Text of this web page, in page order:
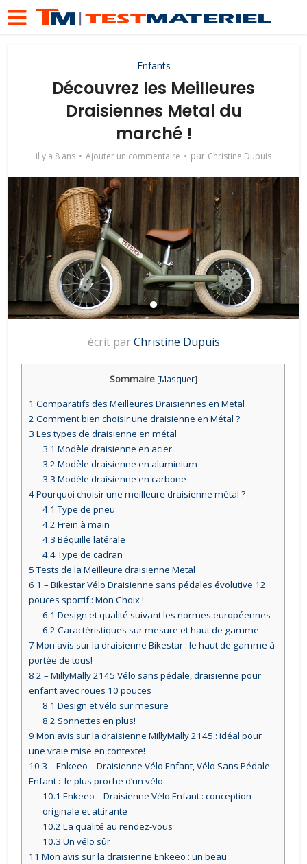
Enfants
Découvrez les Meilleures
Draisiennes Metal du
marché !
il y a 8 ans Ajouter un commentaire par Christine Dupuis
écrit parChristine Dupuis
Sommaire [Masquer]
1 Comparatifs des Meilleures Draisiennes en Metal
2 Comment bien choisir une draisienne en Métal ?
3 Les types de draisienne en métal
3.1 Modèle draisienne en acier
3.2 Modèle draisienne en aluminium
3.3 Modèle draisienne en carbone
4Pourquoi choisir une meilleure draisienne métal ?
4.1 Type de pneu
4.2 Frein à main
4.3 Béquille latérale
4.4Type de cadran
5Tests de la Meilleure draisienne Metal
6 1 – Bikestar Vélo Draisienne sans pédales évolutive 12
pouces sportif : Mon Choix !
6.1 Design et qualité suivant les normes européennes
6.2 Caractéristiques sur mesure et haut de gamme
7 Mon avis sur la draisienne Bikestar : le haut de gamme à
portée de tous!
8 2 – MillyMally 2145 Vélo sans pédale, draisienne pour
enfant avec roues 10 pouces
8.1 Design et vélo sur mesure
8.2 Sonnettes en plus!
9 Mon avis sur la draisienne MillyMally 2145 : idéal pour
une vraie mise en contexte!
10 3 – Enkeeo – Draisienne Vélo Enfant, Vélo Sans Pédale
Enfant : le plus proche d’un vélo
10.1 Enkeeo – Draisienne Vélo Enfant : conception
originale et attirante
10.2 La qualité au rendez-vous
10.3 Un vélo sûr
11 Mon avis sur la draisienne Enkeeo : un beau